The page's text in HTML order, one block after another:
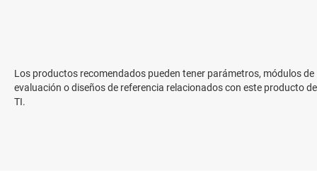
Los productos recomendados pueden tener parámetros, módulos de
evaluación o diseños de referencia relacionados con este producto de
TI.